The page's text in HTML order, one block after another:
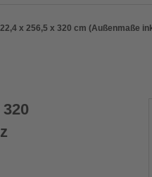
x 256,5 x 320 cm (Außenmaße